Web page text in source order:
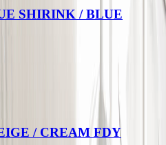
SHIRINK / BLUE
/ CREAM FDY